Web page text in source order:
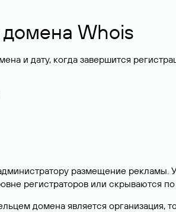
Whois
и дату, когда завершится
размещение рекламы.
регистраторов или скрываются
домена является организация,